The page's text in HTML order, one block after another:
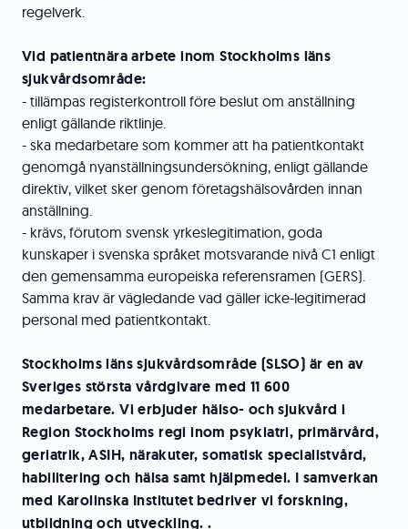
regelverk.
Vid patientnära arbete inom Stockholms läns
sjukvårdsområde:
- tillämpas registerkontroll före beslut om anställning
enligt gällande riktlinje.
- ska medarbetare som kommer att ha patientkontakt
genomgå nyanställningsundersökning, enligt gällande
direktiv, vilket sker genom företagshälsovården innan
anställning.
- krävs, förutom svensk yrkeslegitimation, goda
kunskaper i svenska språket motsvarande nivå C1 enligt
den gemensamma europeiska referensramen (GERS).
Samma krav är vägledande vad gäller icke-legitimerad
personal med patientkontakt.
Stockholms läns sjukvårdsområde (SLSO) är en av
Sveriges största vårdgivare med 11 600
medarbetare. Vi erbjuder hälso- och sjukvård i
Region Stockholms regi inom psykiatri, primärvård,
geriatrik, ASIH, närakuter, somatisk specialistvård,
habilitering och hälsa samt hjälpmedel. I samverkan
med Karolinska Institutet bedriver vi forskning,
utbildning och utveckling. .